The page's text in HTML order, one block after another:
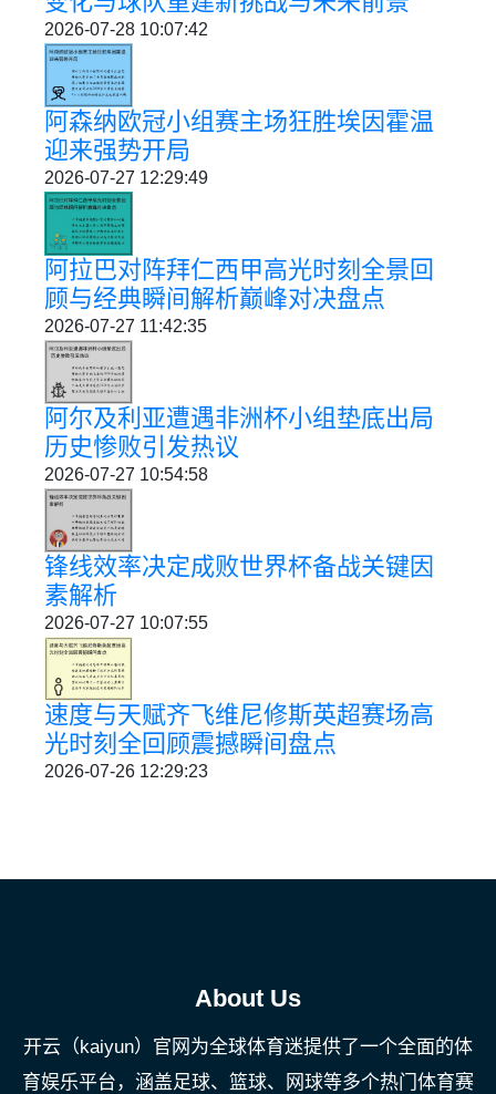
2026-07-28 10:07:42
阿森纳欧冠小组赛主场狂胜埃因霍温
迎来强势开局
2026-07-27 12:29:49
阿拉巴对阵拜仁西甲高光时刻全景回
顾与经典瞬间解析巅峰对决盘点
2026-07-27 11:42:35
阿尔及利亚遭遇非洲杯小组垫底出局
历史惨败引发热议
2026-07-27 10:54:58
锋线效率决定成败世界杯备战关键因
素解析
2026-07-27 10:07:55
速度与天赋齐飞维尼修斯英超赛场高
光时刻全回顾震撼瞬间盘点
2026-07-26 12:29:23
About Us
开云（kaiyun）官网为全球体育迷提供了一个全面的体
育娱乐平台，涵盖足球、篮球、网球等多个热门体育赛